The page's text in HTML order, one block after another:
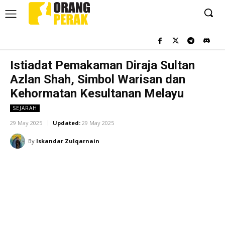
Istiadat Pemakaman Diraja Sultan
Azlan Shah, Simbol Warisan dan
Kehormatan Kesultanan Melayu
SEJARAH
29 May 2025 Updated: 29 May 2025
By Iskandar Zulqarnain